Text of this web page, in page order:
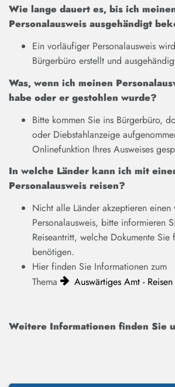
Wie lange dauert es, bis ich
Personalausweis ausgehändigt
Ein vorläufiger Personalausweis
Bürgerbüro erstellt und
Was, wenn ich meinen
habe oder er gestohlen wurde?
Bitte kommen Sie ins Bürgerbüro,
oder Diebstahlanzeige
Onlinefunktion Ihres Ausweises
In welche Länder kann ich mit
Personalausweis reisen?
Nicht alle Länder akzeptieren
Personalausweis, bitte informieren
Reiseantritt, welche Dokumente Sie
benötigen.
Hier finden Sie Informationen zum
Thema
Auswärtiges Amt -
Weitere Informationen finden Sie